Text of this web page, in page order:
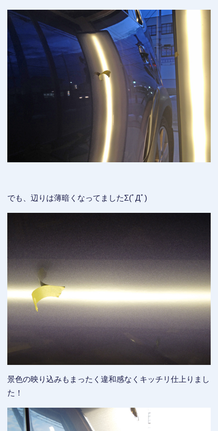
でも、辺りは薄暗くなってましたΣ(ﾟДﾟ)
景色の映り込みもまったく違和感なくキッチリ仕上りまし
た！